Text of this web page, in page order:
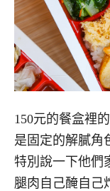
150元的餐盒裡
是固定的解膩角
特別說一下他們
腿肉自己醃自己